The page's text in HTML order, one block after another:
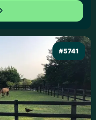
#5741